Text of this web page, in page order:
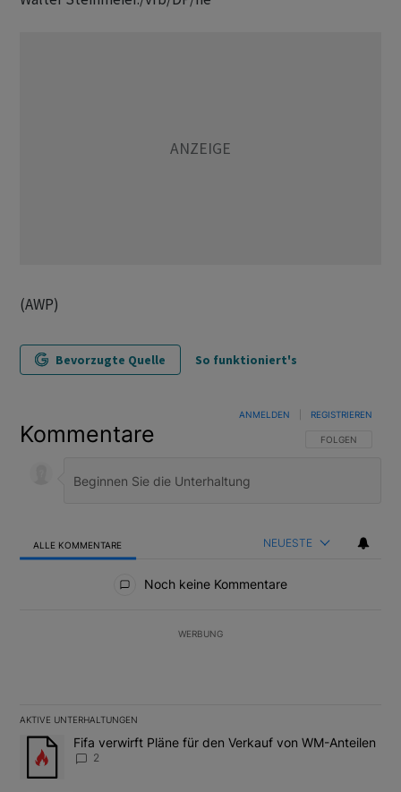
(AWP)
Bevorzugte Quelle So funktioniert's
Kommentare FOLGE DIESER
FOLGEN
ANMELDEN REGISTRIEREN
ALLE KOMMENTARE NEUESTE
Noch keine Kommentare
WERBUNG
AKTIVE UNTERHALTUNGEN
Das Folgende ist eine Liste der am meisten kommentierten
Ein Trendartikel mit dem Titel "Fifa verwirft Pläne für den
Fifa verwirft Pläne für den Verkauf von WM-Anteilen
2